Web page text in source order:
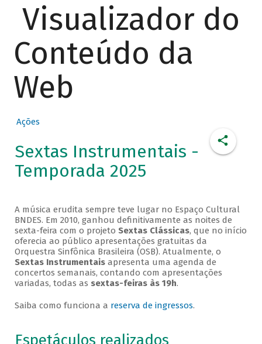
Visualizador do
Conteúdo da
Web
Ações
Sextas Instrumentais -
Temporada 2025
A música erudita sempre teve lugar no Espaço Cultural
BNDES. Em 2010, ganhou definitivamente as noites de
sexta-feira com o projeto Sextas Clássicas, que no início
oferecia ao público apresentações gratuitas da
Orquestra Sinfônica Brasileira (OSB). Atualmente, o
Sextas Instrumentaisapresenta uma agenda de
concertos semanais, contando com apresentações
variadas, todas as sextas-feiras às 19h.
Saiba como funciona a reserva de ingressos.